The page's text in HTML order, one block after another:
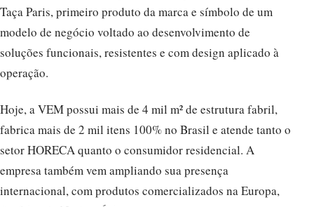
Taça Paris, primeiro produto da marca e símbolo de um
modelo de negócio voltado ao desenvolvimento de
soluções funcionais, resistentes e com design aplicado à
operação.
Hoje, a VEM possui mais de 4 mil m² de estrutura fabril,
fabrica mais de 2 mil itens 100% no Brasil e atende tanto o
setor HORECA quanto o consumidor residencial. A
empresa também vem ampliando sua presença
internacional, com produtos comercializados na Europa,